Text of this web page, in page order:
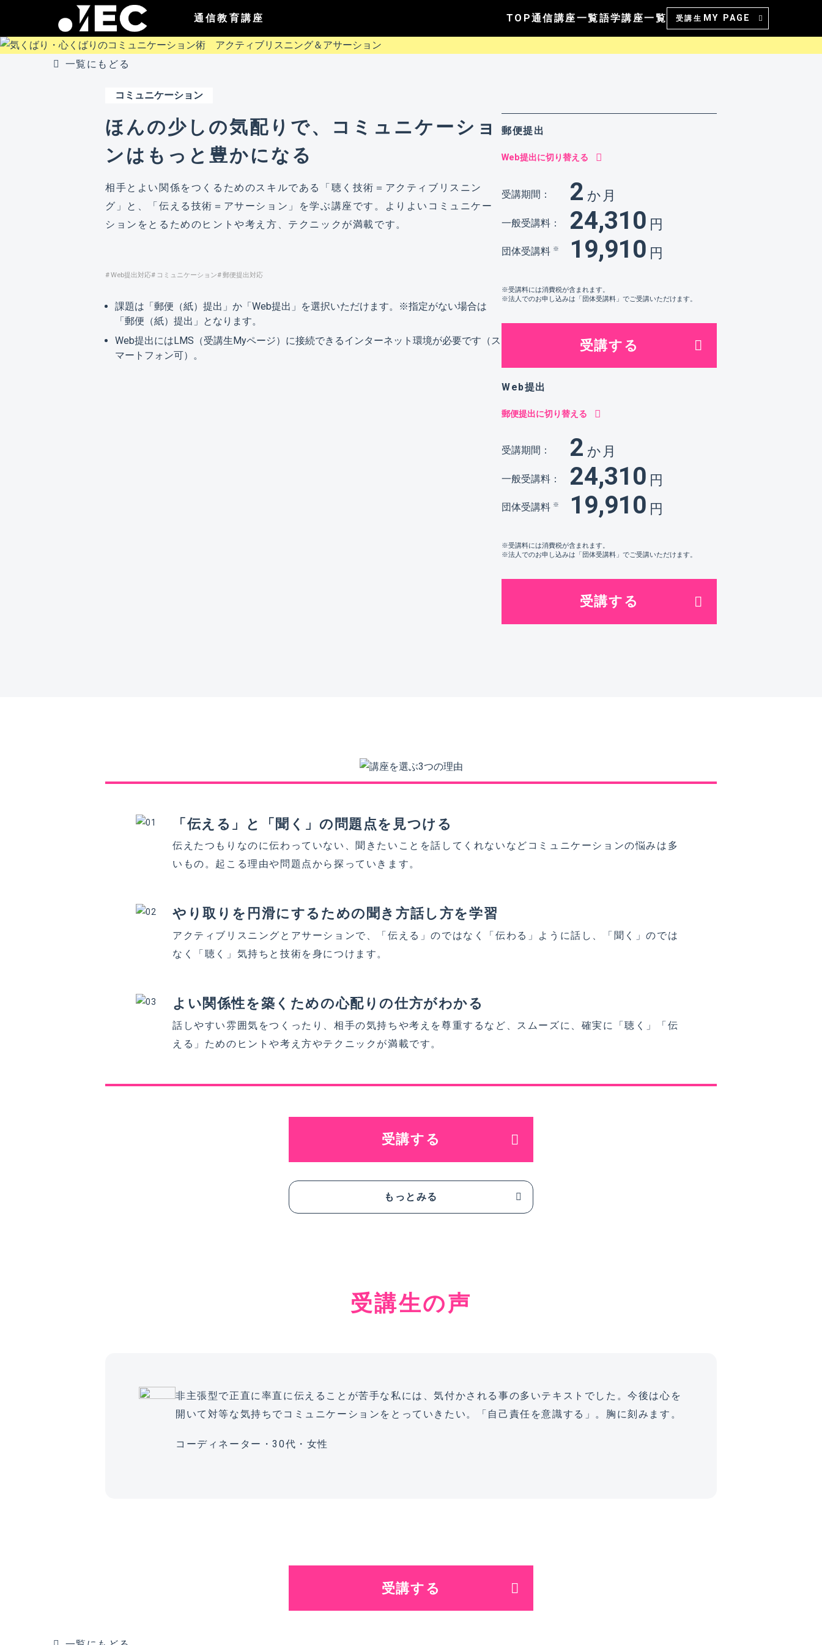
通信教育講座 TOP通信講座一覧語学講座一覧 受講生 MY PAGE
一覧にもどる
コミュニケーション
ほんの少しの気配りで、コミュニケーショ
ンはもっと豊かになる
相手とよい関係をつくるためのスキルである「聴く技術＝アクティブリスニン
グ」と、「伝える技術＝アサーション」を学ぶ講座です。よりよいコミュニケー
ションをとるためのヒントや考え方、テクニックが満載です。
Web提出対応 コミュニケーション 郵便提出対応
課題は「郵便（紙）提出」か「Web提出」を選択いただけます。※指定がない場合は
「郵便（紙）提出」となります。
Web提出にはLMS（受講生Myページ）に接続できるインターネット環境が必要です（ス
マートフォン可）。
郵便提出
Web提出に切り替える
受講期間： 2 か月
一般受講料： 24,310 円
団体受講料 ※ 19,910 円
※受講料には消費税が含まれます。
※法人でのお申し込みは「団体受講料」でご受講いただけます。
受講する
Web提出
郵便提出に切り替える
受講期間： 2 か月
一般受講料： 24,310 円
団体受講料 ※ 19,910 円
※受講料には消費税が含まれます。
※法人でのお申し込みは「団体受講料」でご受講いただけます。
受講する
「伝える」と「聞く」の問題点を見つける
伝えたつもりなのに伝わっていない、聞きたいことを話してくれないなどコミュニケーションの悩みは多
いもの。起こる理由や問題点から探っていきます。
やり取りを円滑にするための聞き方話し方を学習
アクティブリスニングとアサーションで、「伝える」のではなく「伝わる」ように話し、「聞く」のでは
なく「聴く」気持ちと技術を身につけます。
よい関係性を築くための心配りの仕方がわかる
話しやすい雰囲気をつくったり、相手の気持ちや考えを尊重するなど、スムーズに、確実に「聴く」「伝
える」ためのヒントや考え方やテクニックが満載です。
受講する
もっとみる
受講生の声
非主張型で正直に率直に伝えることが苦手な私には、気付かされる事の多いテキストでした。今後は心を
開いて対等な気持ちでコミュニケーションをとっていきたい。「自己責任を意識する」。胸に刻みます。
コーディネーター・30代・女性
受講する